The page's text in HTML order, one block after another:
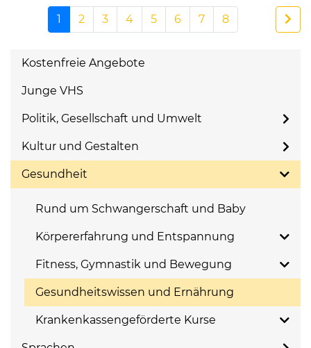
1 2 3 4 5 6 7 8
Kostenfreie Angebote
Junge VHS
Politik, Gesellschaft und Umwelt
Kultur und Gestalten
Gesundheit
Rund um Schwangerschaft und Baby
Körpererfahrung und Entspannung
Fitness, Gymnastik und Bewegung
Gesundheitswissen und Ernährung
Krankenkassengeförderte Kurse